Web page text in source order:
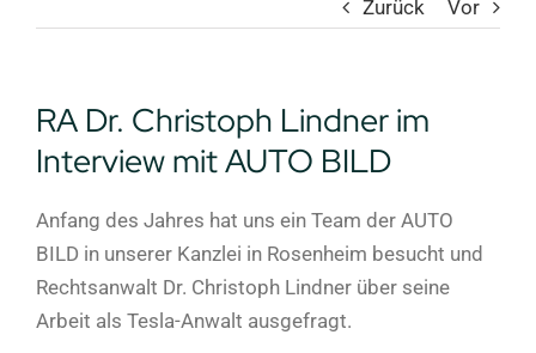
Zurück Vor
RA Dr. Christoph Lindner im
Interview mit AUTO BILD
Anfang des Jahres hat uns ein Team der AUTO
BILD in unserer Kanzlei in Rosenheim besucht und
Rechtsanwalt Dr. Christoph Lindner über seine
Arbeit als Tesla-Anwalt ausgefragt.